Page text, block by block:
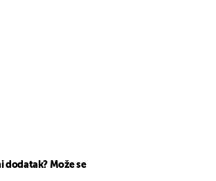
dodatak? Može se